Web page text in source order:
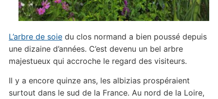
L’arbre de soiedu clos normand a bien poussé depuis
une dizaine d’années. C’est devenu un bel arbre
majestueux qui accroche le regard des visiteurs.
Il y a encore quinze ans, les albizias prospéraient
surtout dans le sud de la France. Au nord de la Loire,